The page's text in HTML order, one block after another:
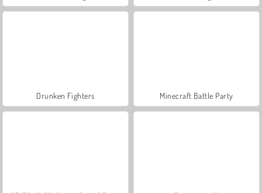
Drunken Fighters Minecraft Battle Party